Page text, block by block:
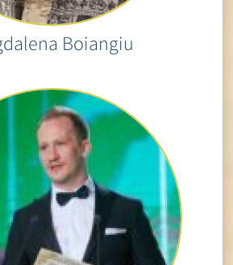
Boiangiu